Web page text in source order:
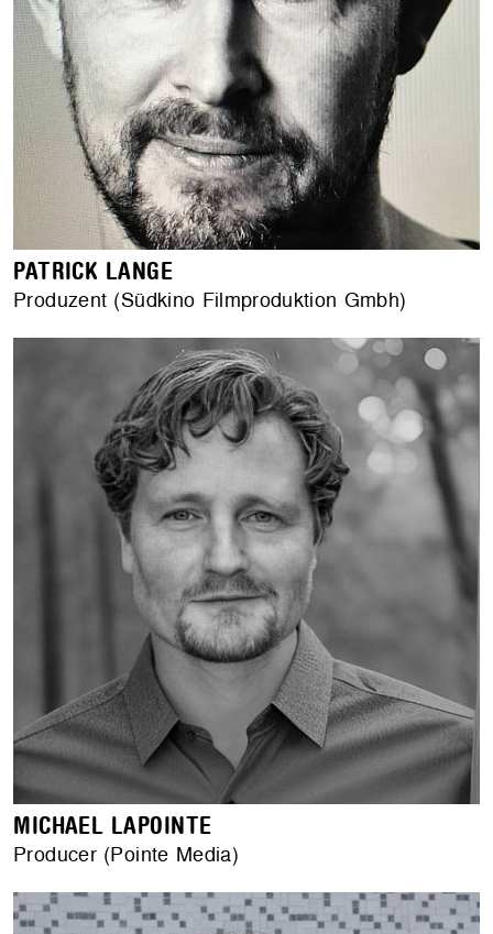
PATRICK LANGE
Produzent (Südkino Filmproduktion Gmbh)
MICHAEL LAPOINTE
Producer (Pointe Media)